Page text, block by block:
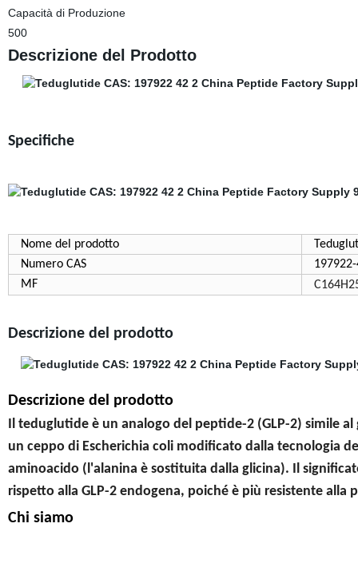
Capacità di Produzione
500
Descrizione del Prodotto
Specifiche
Nome del prodotto
Numero CAS
MF
Descrizione del prodotto
Descrizione del prodotto
Il teduglutide è un analogo del peptide-2 (GLP-2) simile
un ceppo di Escherichia coli modificato dalla tecnologia
aminoacido (l'alanina è sostituita dalla glicina). Il
rispetto alla GLP-2 endogena, poiché è più resistente
Chi siamo